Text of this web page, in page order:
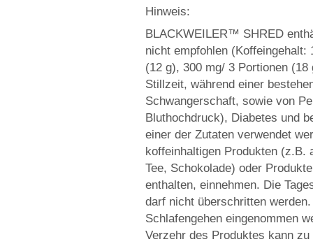
Hinweis:
BLACKWEILER™ SHRED
nicht empfohlen
(12 g), 300 mg/ 3 Portionen
Stillzeit, während einer
Schwangerschaft, sowie von
Bluthochdruck), Diabetes und
einer der Zutaten verwendet
koffeinhaltigen Produkten (z.B.
Tee, Schokolade) oder
enthalten, einnehmen. Die
darf nicht überschritten
Schlafengehen eingenommen
Verzehr des Produktes kann